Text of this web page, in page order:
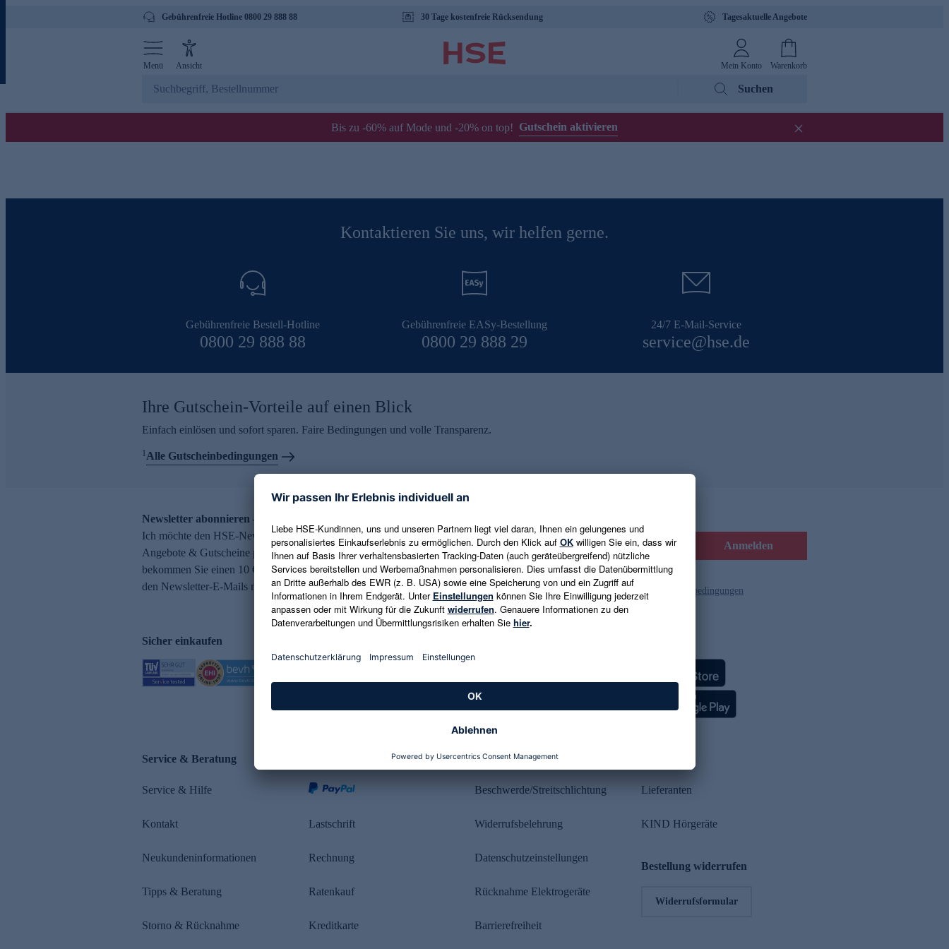
Gebührenfreie Hotline 0800 29 888 88 30 Tage kostenfreie Rücksendung Tagesaktuelle Angebote
Menü Ansicht Mein Konto Warenkorb
Suchen
Bis zu -60% auf Mode und -20% on top! Gutschein aktivieren
Kontaktieren Sie uns, wir helfen gerne.
Gebührenfreie Bestell-Hotline
0800 29 888 88
Gebührenfreie EASy-Bestellung
0800 29 888 29
24/7 E-Mail-Service
service@hse.de
Ihre Gutschein-Vorteile auf einen Blick
Einfach einlösen und sofort sparen. Faire Bedingungen und volle Transparenz.
1Alle Gutscheinbedingungen
Newsletter abonnieren – 10 € Gutschein erhalten
Ich möchte den HSE-Newsletter abonnieren und aktuelle Trends,
Angebote & Gutscheine per E-Mail erhalten. Als Dankeschön
bekommen Sie einen 10 € Gutschein. Eine Abmeldung ist jederzeit in
den Newsletter-E-Mails möglich.
E-Mail-Adresse eingeben Anmelden
Es gelten die Datenschutzrichtlinien und die Gutscheinbedingungen
Sicher einkaufen
Service & Beratung
Service & Hilfe
Kontakt
Neukundeninformationen
Tipps & Beratung
Storno & Rücknahme
Lastschrift
Rechnung
Ratenkauf
Kreditkarte
Rechtliches
Beschwerde/Streitschlichtung
Widerrufsbelehrung
Datenschutzeinstellungen
Rücknahme Elektrogeräte
Barrierefreiheit
Lieferanten
KIND Hörgeräte
Bestellung widerrufen
Widerrufsformular